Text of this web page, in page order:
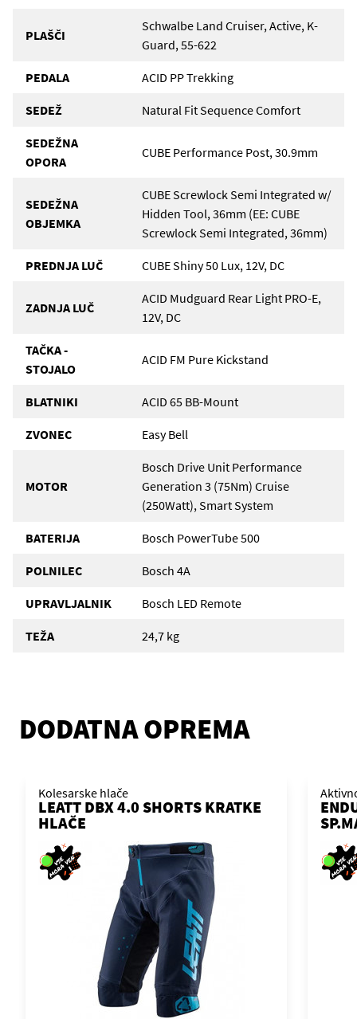
PLAŠČI
Schwalbe Land Cruiser, Active, K-
Guard, 55-622
PEDALA ACID PP Trekking
SEDEŽ Natural Fit Sequence Comfort
SEDEŽNA
OPORA
CUBE Performance Post, 30.9mm
SEDEŽNA
OBJEMKA
CUBE Screwlock Semi Integrated w/
Hidden Tool, 36mm (EE: CUBE
Screwlock Semi Integrated, 36mm)
PREDNJA LUČ CUBE Shiny 50 Lux, 12V, DC
ZADNJA LUČ
ACID Mudguard Rear Light PRO-E,
12V, DC
TAČKA -
STOJALO
ACID FM Pure Kickstand
BLATNIKI ACID 65 BB-Mount
ZVONEC Easy Bell
MOTOR
Bosch Drive Unit Performance
Generation 3 (75Nm) Cruise
(250Watt), Smart System
BATERIJA Bosch PowerTube 500
POLNILEC Bosch 4A
UPRAVLJALNIK Bosch LED Remote
TEŽA 24,7 kg
DODATNA OPREMA
Kolesarske hlače
LEATT DBX 4.0 SHORTS KRATKE
HLAČE